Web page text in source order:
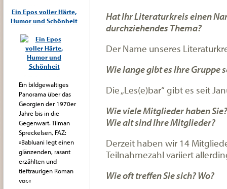
Hat Ihr Literaturkreis einen
durchziehendes Thema?
Der Name unseres
Wie lange gibt es Ihre Gruppe
Die „Les(e)bar“ gibt es seit
Wie viele Mitglieder haben
Wie alt sind Ihre Mitglieder?
Derzeit haben wir 14
Teilnahmezahl variiert
Wie oft treffen Sie sich? Wo?
Ein Epos voller Härte,
Humor und Schönheit
Ein bildgewaltiges
Panorama über das
Georgien der 1970er
Jahre bis in die
Gegenwart. Tilman
Spreckelsen, FAZ:
»Babluani legt einen
glänzenden, rasant
erzählten und
tieftraurigen Roman
vor.«